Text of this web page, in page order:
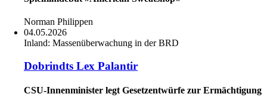
Norman Philippen
04.05.2026
Inland: Massenüberwachung in der BRD
Dobrindts Lex Palantir
CSU-Innenminister legt Gesetzentwürfe zur Ermächtigung